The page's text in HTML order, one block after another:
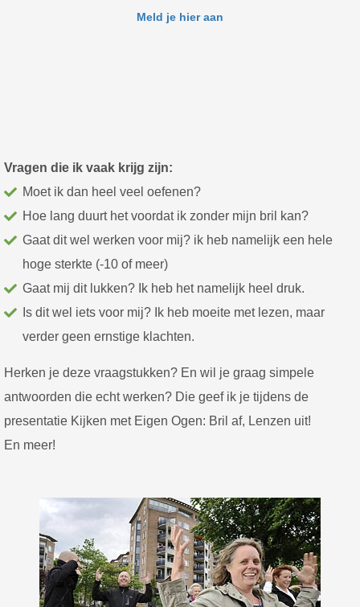
Meld je hier aan
Vragen die ik vaak krijg zijn:
Moet ik dan heel veel oefenen?
Hoe lang duurt het voordat ik zonder mijn bril kan?
Gaat dit wel werken voor mij? ik heb namelijk een hele
hoge sterkte (-10 of meer)
Gaat mij dit lukken? Ik heb het namelijk heel druk.
Is dit wel iets voor mij? Ik heb moeite met lezen, maar
verder geen ernstige klachten.
Herken je deze vraagstukken? En wil je graag simpele
antwoorden die echt werken? Die geef ik je tijdens de
presentatie Kijken met Eigen Ogen: Bril af, Lenzen uit!
En meer!